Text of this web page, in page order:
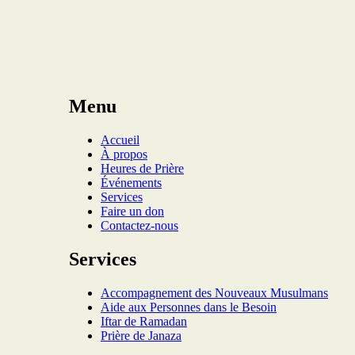
Menu
Accueil
À propos
Heures de Prière
Événements
Services
Faire un don
Contactez-nous
Services
Accompagnement des Nouveaux Musulmans
Aide aux Personnes dans le Besoin
Iftar de Ramadan
Prière de Janaza